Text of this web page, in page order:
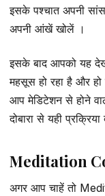
इसके पश्चात अपनी
अपनी आंखें खोलें ।
इसके बाद आपको यह
महसूस हो रहा है और
आप मेडिटेशन से होने
दोबारा से यही प्रक्रिया
Meditation
अगर आप चाहें तो